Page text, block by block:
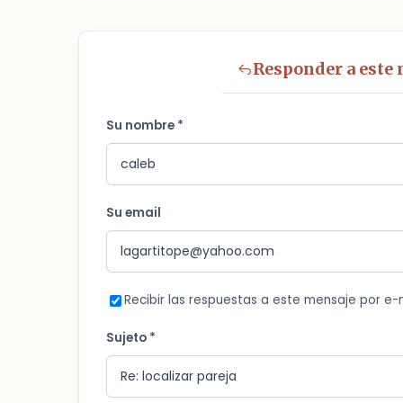
Responder a este
Su nombre *
Su email
Recibir las respuestas a este mensaje por e-
Sujeto *